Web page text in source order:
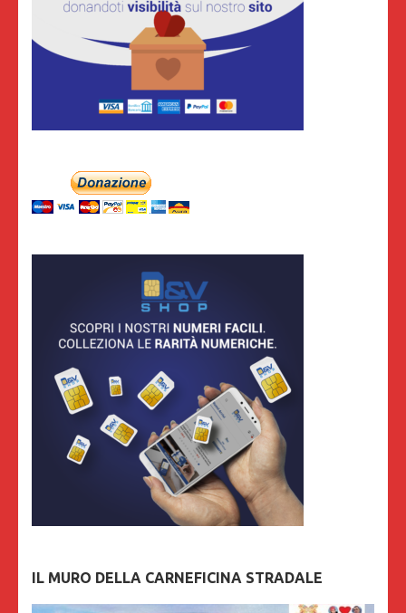
IL MURO DELLA CARNEFICINA STRADALE